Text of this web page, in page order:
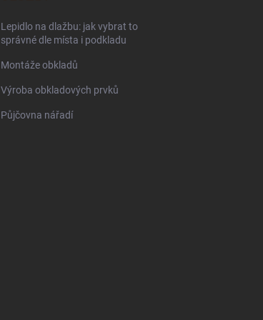
Lepidlo na dlažbu: jak vybrat to
správné dle místa i podkladu
Montáže obkladů
Výroba obkladových prvků
Půjčovna nářadí